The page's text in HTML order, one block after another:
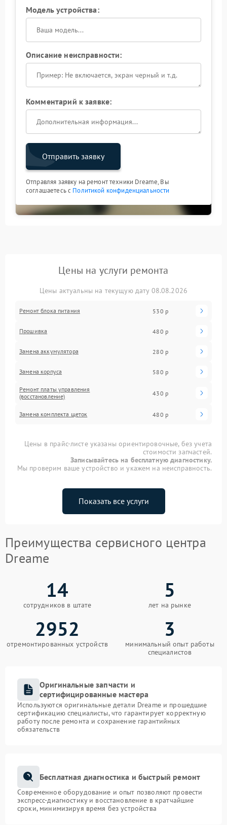
Модель устройства:
Описание неисправности:
Комментарий к заявке:
Отправить заявку
Отправляя заявку на ремонт техники Dreame, Вы
соглашаетесь с Политикой конфиденциальности
Цены на услуги ремонта
Цены актуальны на текущую дату 08.08.2026
Ремонт блока питания 530 р
Прошивка 480 р
Замена аккумулятора 280 р
Замена корпуса 580 р
Ремонт платы управления
(восстановление)
430 р
Замена комплекта щеток 480 р
Цены в прайс-листе указаны ориентировочные, без учета
стоимости запчастей.
Записывайтесь на бесплатную диагностику.
Мы проверим ваше устройство и укажем на неисправность.
Показать все услуги
Преимущества сервисного центра
Dreame
14
сотрудников в штате
5
лет на рынке
2952
отремонтированных устройств
3
минимальный опыт работы
специалистов
Оригинальные запчасти и
сертифицированные мастера
Используются оригинальные детали Dreame и прошедшие
сертификацию специалисты, что гарантирует корректную
работу после ремонта и сохранение гарантийных
обязательств
Бесплатная диагностика и быстрый ремонт
Современное оборудование и опыт позволяют провести
экспресс-диагностику и восстановление в кратчайшие
сроки, минимизируя время без устройства